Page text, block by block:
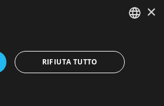
ENGLISH
×
RIFIUTA TUTTO